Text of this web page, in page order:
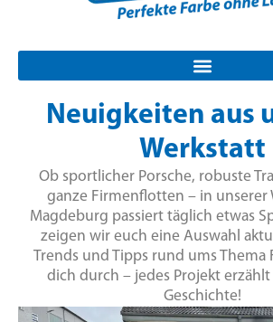
Neuigkeiten aus
Werkstatt
Ob sportlicher Porsche, robuste
ganze Firmenflotten – in unserer
Magdeburg passiert täglich etwas
zeigen wir euch eine Auswahl
Trends und Tipps rund ums Thema
dich durch – jedes Projekt
Geschichte!